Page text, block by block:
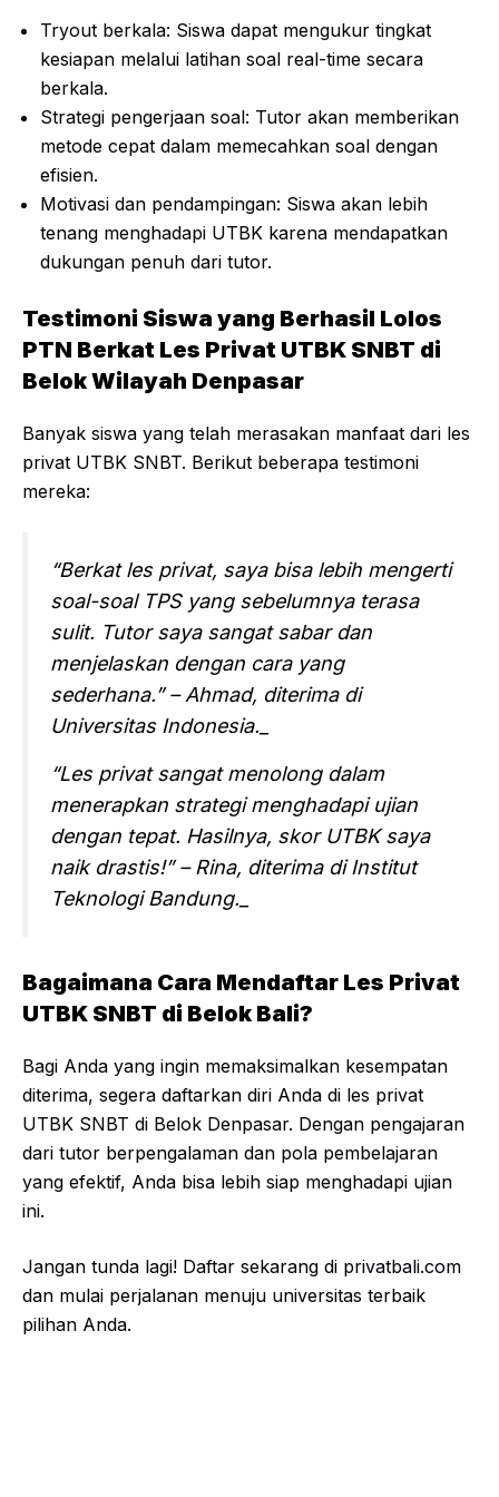
Tryout berkala: Siswa dapat mengukur tingkat
kesiapan melalui latihan soal real-time secara
berkala.
Strategi pengerjaan soal: Tutor akan memberikan
metode cepat dalam memecahkan soal dengan
efisien.
Motivasi dan pendampingan: Siswa akan lebih
tenang menghadapi UTBK karena mendapatkan
dukungan penuh dari tutor.
Testimoni Siswa yang Berhasil Lolos
PTN Berkat Les Privat UTBK SNBT di
Belok Wilayah Denpasar
Banyak siswa yang telah merasakan manfaat dari les
privat UTBK SNBT. Berikut beberapa testimoni
mereka:
“Berkat les privat, saya bisa lebih mengerti
soal-soal TPS yang sebelumnya terasa
sulit. Tutor saya sangat sabar dan
menjelaskan dengan cara yang
sederhana.” – Ahmad, diterima di
Universitas Indonesia._
“Les privat sangat menolong dalam
menerapkan strategi menghadapi ujian
dengan tepat. Hasilnya, skor UTBK saya
naik drastis!” – Rina, diterima di Institut
Teknologi Bandung._
Bagaimana Cara Mendaftar Les Privat
UTBK SNBT di Belok Bali?
Bagi Anda yang ingin memaksimalkan kesempatan
diterima, segera daftarkan diri Anda di les privat
UTBK SNBT di Belok Denpasar. Dengan pengajaran
dari tutor berpengalaman dan pola pembelajaran
yang efektif, Anda bisa lebih siap menghadapi ujian
ini.
Jangan tunda lagi! Daftar sekarang di privatbali.com
dan mulai perjalanan menuju universitas terbaik
pilihan Anda.